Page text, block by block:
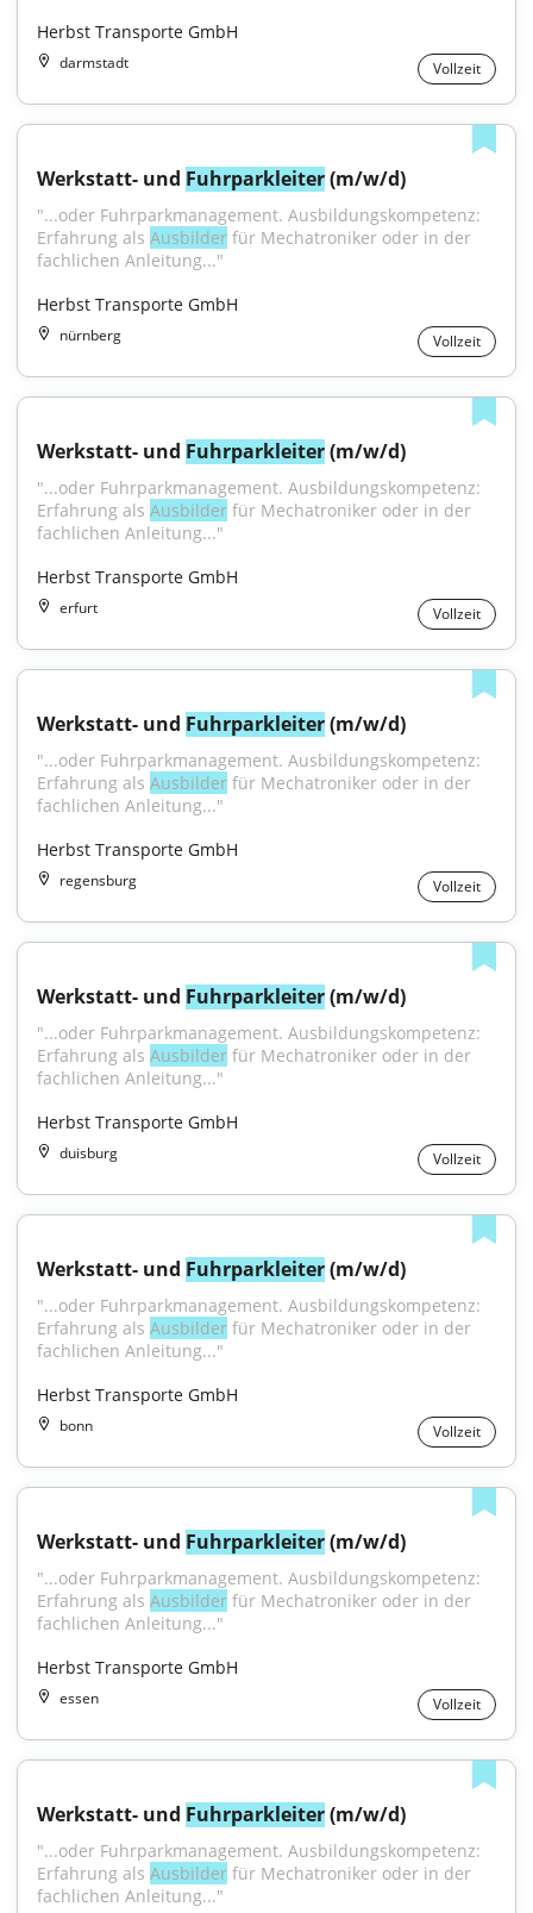
Herbst Transporte GmbH
darmstadt Vollzeit
Werkstatt- und Fuhrparkleiter (m/w/d)
"...oder Fuhrparkmanagement. Ausbildungskompetenz:
Erfahrung als Ausbilder für Mechatroniker oder in der
fachlichen Anleitung..."
Herbst Transporte GmbH
nürnberg Vollzeit
Werkstatt- und Fuhrparkleiter (m/w/d)
"...oder Fuhrparkmanagement. Ausbildungskompetenz:
Erfahrung als Ausbilder für Mechatroniker oder in der
fachlichen Anleitung..."
Herbst Transporte GmbH
erfurt Vollzeit
Werkstatt- und Fuhrparkleiter (m/w/d)
"...oder Fuhrparkmanagement. Ausbildungskompetenz:
Erfahrung als Ausbilder für Mechatroniker oder in der
fachlichen Anleitung..."
Herbst Transporte GmbH
regensburg Vollzeit
Werkstatt- und Fuhrparkleiter (m/w/d)
"...oder Fuhrparkmanagement. Ausbildungskompetenz:
Erfahrung als Ausbilder für Mechatroniker oder in der
fachlichen Anleitung..."
Herbst Transporte GmbH
duisburg Vollzeit
Werkstatt- und Fuhrparkleiter (m/w/d)
"...oder Fuhrparkmanagement. Ausbildungskompetenz:
Erfahrung als Ausbilder für Mechatroniker oder in der
fachlichen Anleitung..."
Herbst Transporte GmbH
bonn Vollzeit
Werkstatt- und Fuhrparkleiter (m/w/d)
"...oder Fuhrparkmanagement. Ausbildungskompetenz:
Erfahrung als Ausbilder für Mechatroniker oder in der
fachlichen Anleitung..."
Herbst Transporte GmbH
essen Vollzeit
Werkstatt- und Fuhrparkleiter (m/w/d)
"...oder Fuhrparkmanagement. Ausbildungskompetenz:
Erfahrung als Ausbilder für Mechatroniker oder in der
fachlichen Anleitung..."